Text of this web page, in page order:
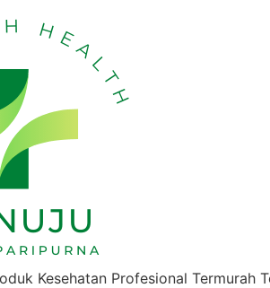
Kesehatan Profesional Termurah